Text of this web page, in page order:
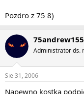
Pozdro z 75 8)
75andrew155
Administrator ds.
Sie 31, 2006
Napewno kostka